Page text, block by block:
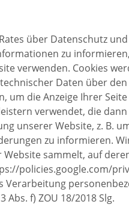
über Datenschutz
zu
verwenden. Cookies
Daten über
um die Anzeige Ihrer
verwendet, die
unserer Website, z. B.
zu informieren.
sammelt, auf
policies.google.com/
Verarbeitung
f) ZOU 18/2018 Slg.